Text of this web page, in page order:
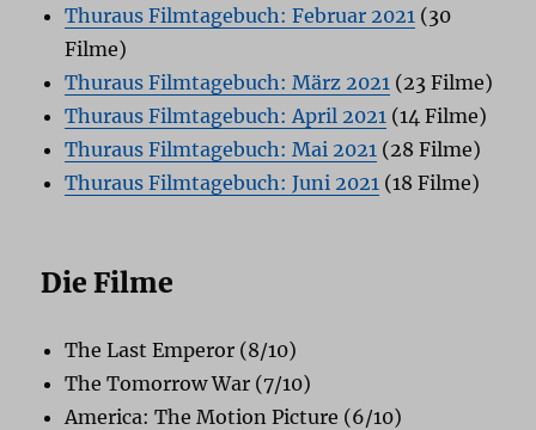
Thuraus Filmtagebuch: Februar 2021 (30
Filme)
Thuraus Filmtagebuch: März 2021 (23 Filme)
Thuraus Filmtagebuch: April 2021 (14 Filme)
Thuraus Filmtagebuch: Mai 2021 (28 Filme)
Thuraus Filmtagebuch: Juni 2021 (18 Filme)
Die Filme
The Last Emperor (8/10)
The Tomorrow War (7/10)
America: The Motion Picture (6/10)